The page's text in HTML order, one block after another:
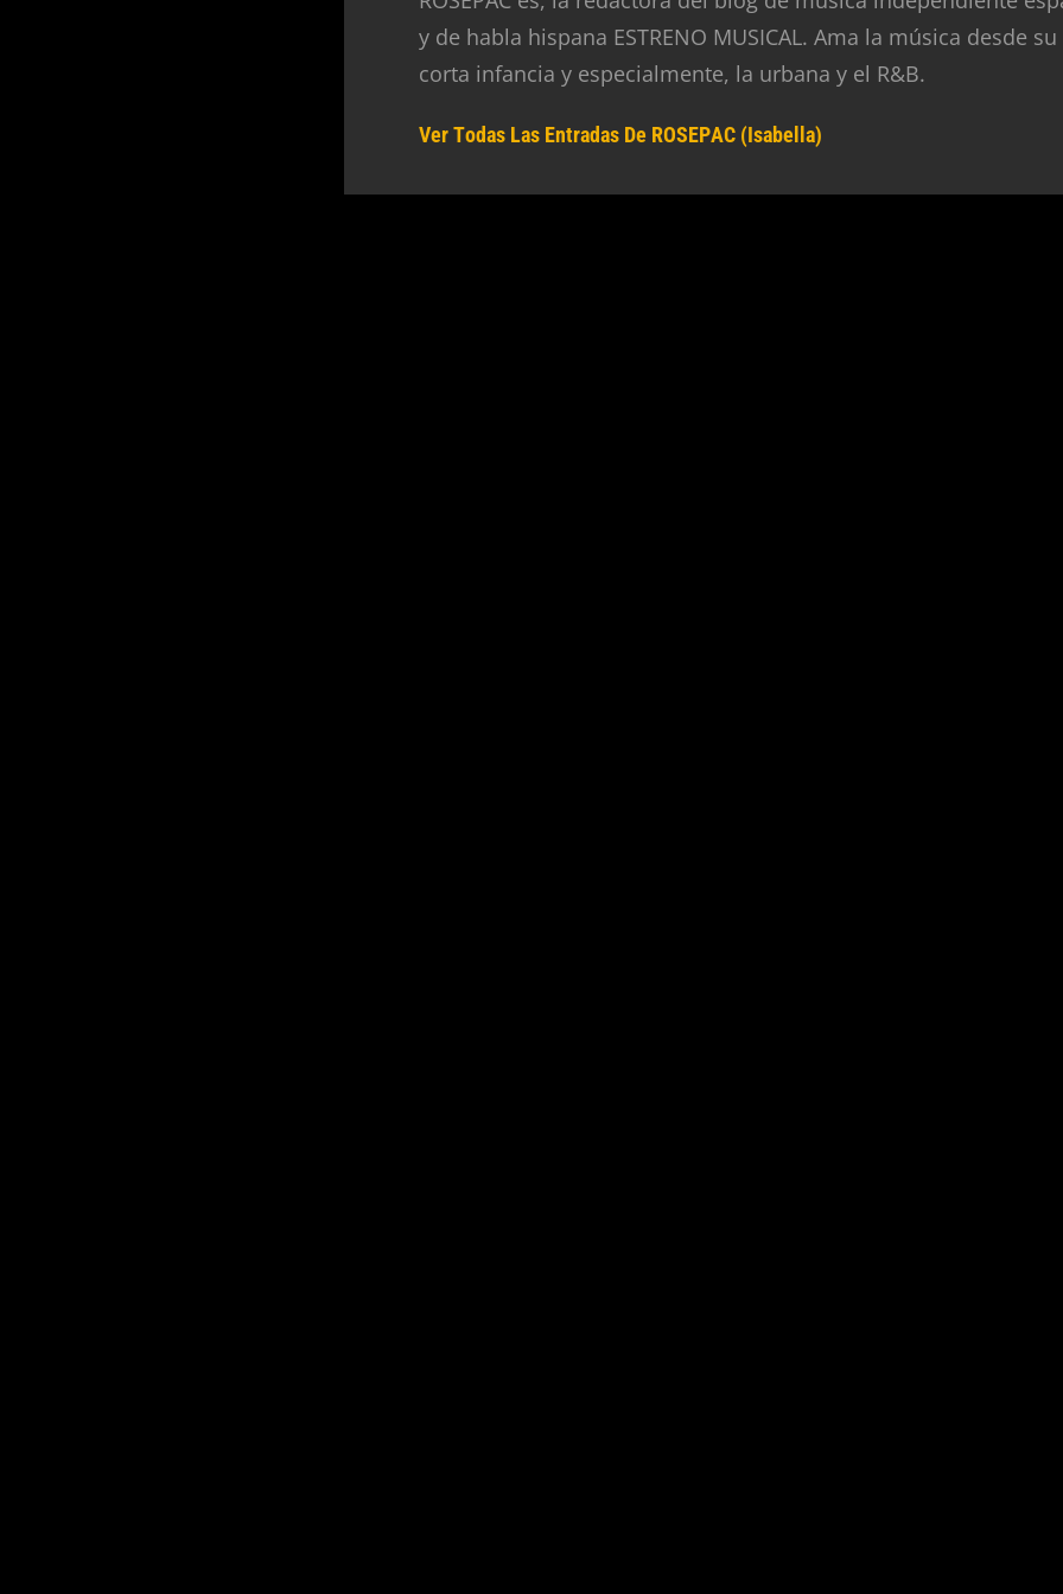
y de habla hispana ESTRENO MUSICAL. Ama la música desde
corta infancia y especialmente, la urbana y el R&B.
Ver Todas Las Entradas De ROSEPAC (Isabella)